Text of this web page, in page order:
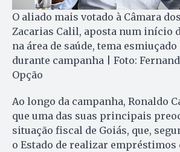
O aliado mais votado à Câmara
Zacarias Calil, aposta num início
na área de saúde, tema
durante campanha | Foto:
Opção
Ao longo da campanha, Ronaldo
que uma das suas principais
situação fiscal de Goiás, que,
o Estado de realizar em­préstimos